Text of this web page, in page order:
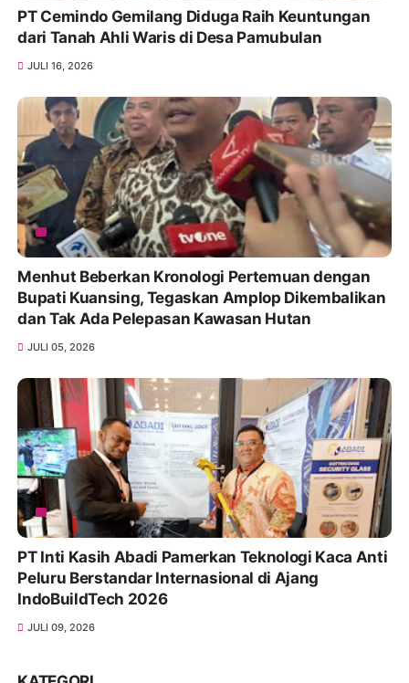
PT Cemindo Gemilang Diduga Raih Keuntungan
dari Tanah Ahli Waris di Desa Pamubulan
JULI 16, 2026
Menhut Beberkan Kronologi Pertemuan dengan
Bupati Kuansing, Tegaskan Amplop Dikembalikan
dan Tak Ada Pelepasan Kawasan Hutan
JULI 05, 2026
PT Inti Kasih Abadi Pamerkan Teknologi Kaca Anti
Peluru Berstandar Internasional di Ajang
IndoBuildTech 2026
JULI 09, 2026